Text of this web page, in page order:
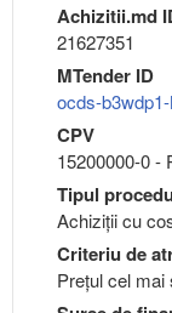
Achizitii.md
21627351
MTender ID
ocds-
CPV
15200000-0 -
Tipul
Achiziții cu
Criteriu de
Preţul cel mai